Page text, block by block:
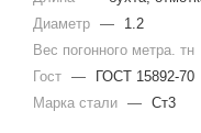
Диаметр —
1.2
Вес погонного метра. тн
Гост —
ГОСТ 15892-70
Марка стали — Ст3